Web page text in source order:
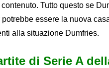
Tutto questo se
essere la nuova
alla situazione Dumfries.
di Serie A